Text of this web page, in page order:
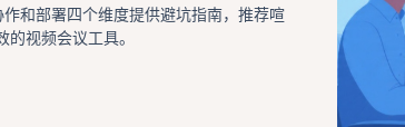
和部署四个维度提供避坑指南，推荐喧
视频会议工具。